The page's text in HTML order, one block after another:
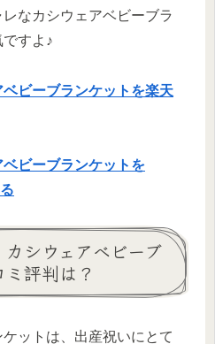
なカシウェアベビーブラ
すよ♪
ビーブランケットを楽天
ビーブランケットを
シウェアベビーブ
評判は？
ットは、出産祝いにとて